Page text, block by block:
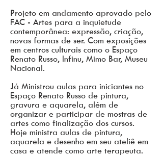
Projeto em andamento aprovado pelo
FAC - Artes para a inquietude
contemporânea: expressão, criação,
novas formas de ser. Com exposições
em centros culturais como o Espaço
Renato Russo, Infinu, Mimo Bar, Museu
Nacional.
Já Ministrou aulas para iniciantes no
Espaço Renato Russo de pintura,
gravura e aquarela, além de
organizar e participar de mostras de
artes como finalização dos cursos.
Hoje ministra aulas de pintura,
aquarela e desenho em seu ateliê em
casa e atende como arte terapeuta.